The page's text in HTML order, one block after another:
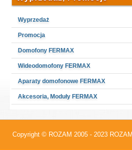
Wyprzedaż
Promocja
Domofony FERMAX
Wideodomofony FERMAX
Aparaty domofonowe FERMAX
Akcesoria, Moduły FERMAX
Copyright © ROZAM 2005 - 2023